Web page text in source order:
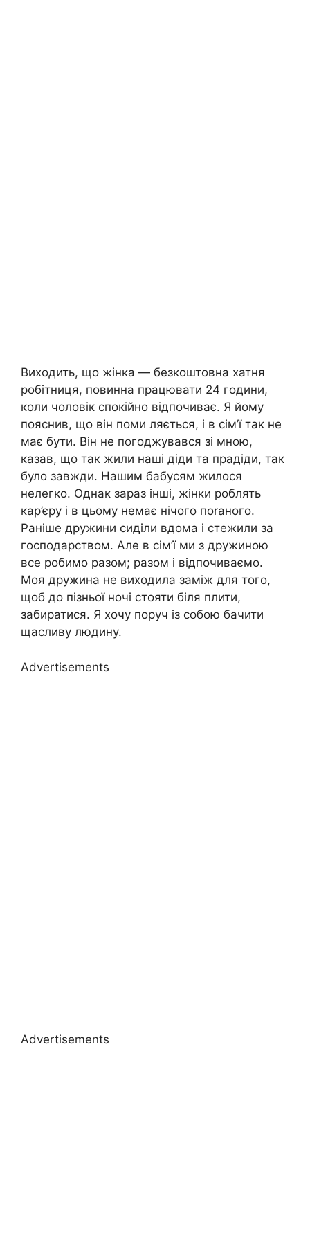
Виходить, що жінка — безкоштовна хатня
робітниця, повинна працювати 24 години,
коли чоловік спокійно відпочиває. Я йому
пояснив, що він поми ляється, і в сім’ї так не
має бути. Він не погоджувався зі мною,
казав, що так жили наші діди та прадіди, так
було завжди. Нашим бабусям жилося
нелегко. Однак зараз інші, жінки роблять
кар’єру і в цьому немає нічого поrаного.
Раніше дружини сиділи вдома і стежили за
господарством. Але в сім’ї ми з дружиною
все робимо разом; разом і відпочиваємо.
Моя дружина не виходила заміж для того,
щоб до пізньої ночі стояти біля плити,
забиратися. Я хочу поруч із собою бачити
щасливу людину.
Advertisements
Advertisements